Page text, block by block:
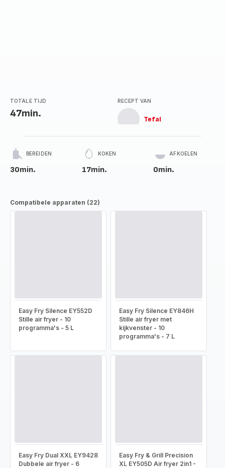
TOTALE TIJD
47min.
RECEPT VAN
Tefal
BEREIDEN
30min.
KOKEN
17min.
AFKOELEN
0min.
Compatibele apparaten (22)
Easy Fry Silence EY552D
Stille air fryer - 10
programma's - 5 L
Easy Fry Silence EY846H
Stille air fryer met
kijkvenster - 10
programma's - 7 L
Easy Fry Dual XXL EY9428
Dubbele air fryer - 6
Easy Fry & Grill Precision
XL EY505D Air fryer 2in1 -